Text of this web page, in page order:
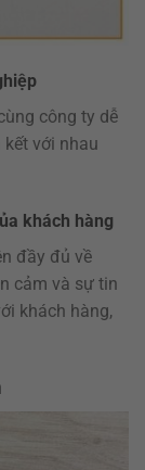
công ty dễ
với nhau
khách hàng
đầy đủ về
cảm và sự tin
khách hàng,